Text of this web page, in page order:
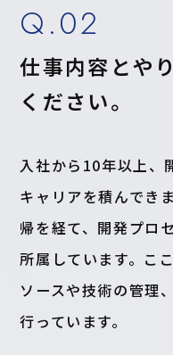
Q.02
仕事内容とや
ください。
入社から10年以上、
キャリアを積んでき
帰を経て、開発プロ
所属しています。こ
ソースや技術の管理
行っています。